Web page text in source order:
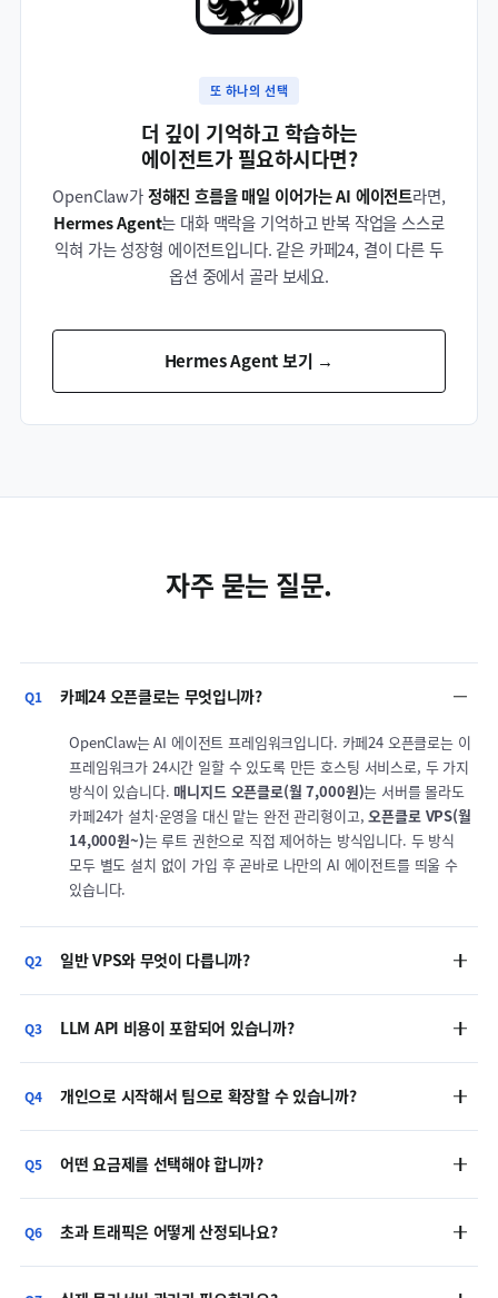
또 하나의 선택
더 깊이 기억하고 학습하는
에이전트가 필요하시다면?
OpenClaw가정해진 흐름을 매일 이어가는 AI 에이전트라면,
Hermes Agent는 대화 맥락을 기억하고 반복 작업을 스스로
익혀 가는 성장형 에이전트입니다. 같은 카페24, 결이 다른 두
옵션 중에서 골라 보세요.
Hermes Agent 보기 →
자주 묻는 질문.
Q1 카페24 오픈클로는 무엇입니까?
OpenClaw는 AI 에이전트 프레임워크입니다. 카페24 오픈클로는 이
프레임워크가 24시간 일할 수 있도록 만든 호스팅 서비스로, 두 가지
방식이 있습니다. 매니지드 오픈클로(월 7,000원)는 서버를 몰라도
카페24가 설치·운영을 대신 맡는 완전 관리형이고,오픈클로 VPS(월
14,000원~)는 루트 권한으로 직접 제어하는 방식입니다. 두 방식
모두 별도 설치 없이 가입 후 곧바로 나만의 AI 에이전트를 띄울 수
있습니다.
Q2 일반 VPS와 무엇이 다릅니까?
Q3 LLM API 비용이 포함되어 있습니까?
Q4 개인으로 시작해서 팀으로 확장할 수 있습니까?
Q5 어떤 요금제를 선택해야 합니까?
Q6 초과 트래픽은 어떻게 산정되나요?